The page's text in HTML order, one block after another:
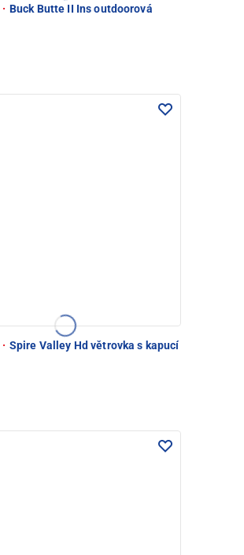
· Buck Butte II Ins outdoorová
· Spire Valley Hd větrovka s kapucí